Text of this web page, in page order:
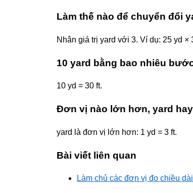
Làm thế nào để chuyển đổi
Nhân giá trị yard với 3. Ví dụ: 25 yd ×
10 yard bằng bao nhiêu
10 yd = 30 ft.
Đơn vị nào lớn hơn, yard
yard là đơn vị lớn hơn: 1 yd = 3 ft.
Bài viết liên quan
Làm chủ các đơn vị đo chiều